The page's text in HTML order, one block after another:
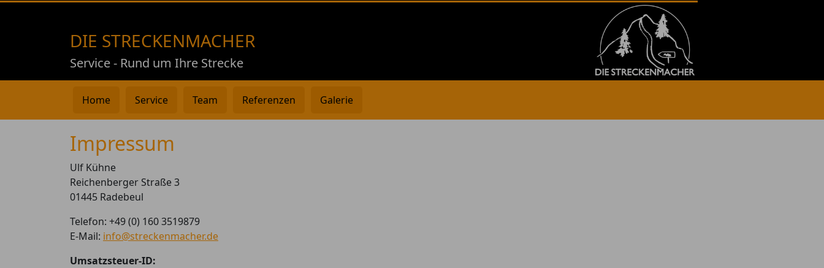
DIE STRECKENMACHER
Service - Rund um Ihre Strecke
Home Service Team Referenzen Galerie
Impressum
Ulf Kühne
Reichenberger Straße 3
01445 Radebeul
Telefon: +49 (0) 160 3519879
E-Mail: info@streckenmacher.de
Umsatzsteuer-ID: